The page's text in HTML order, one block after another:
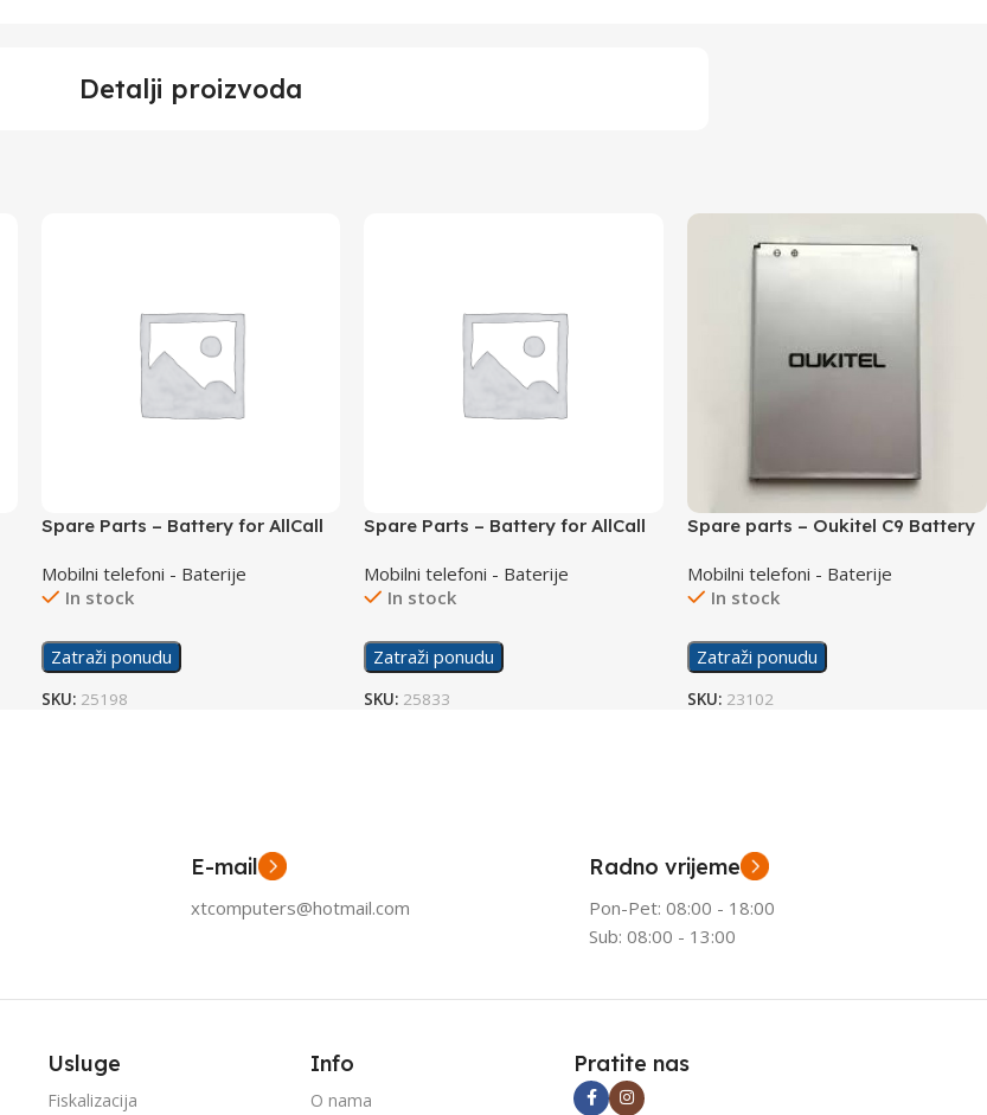
Detalji proizvoda
Spare Parts – Battery for AllCall
Mobilni telefoni - Baterije
In stock
Zatraži ponudu
SKU: 25198
Spare Parts – Battery for AllCall
Mobilni telefoni - Baterije
In stock
Zatraži ponudu
SKU: 25833
Spare parts – Oukitel C9 Battery
Mobilni telefoni - Baterije
In stock
Zatraži ponudu
SKU: 23102
E-mail
xtcomputers@hotmail.com
Radno vrijeme
Pon-Pet: 08:00 - 18:00
Sub: 08:00 - 13:00
Usluge
Fiskalizacija
Info
O nama
Pratite nas